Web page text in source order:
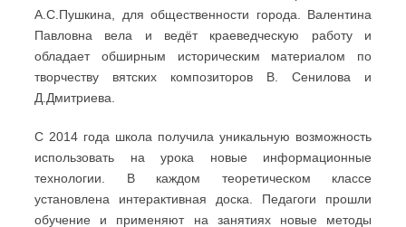
А.С.Пушкина, для общественности города. Валентина
Павловна вела и ведёт краеведческую работу и
обладает обширным историческим материалом по
творчеству вятских композиторов В. Сенилова и
Д.Дмитриева.
С 2014 года школа получила уникальную возможность
использовать на урока новые информационные
технологии. В каждом теоретическом классе
установлена интерактивная доска. Педагоги прошли
обучение и применяют на занятиях новые методы